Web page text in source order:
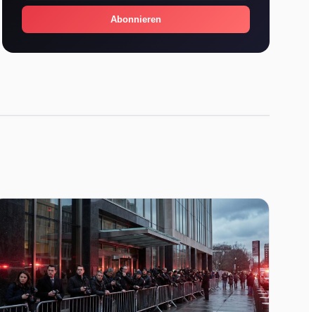
Abonnieren